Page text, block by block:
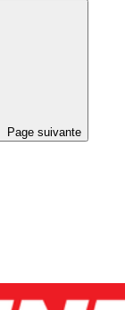
Page suivante